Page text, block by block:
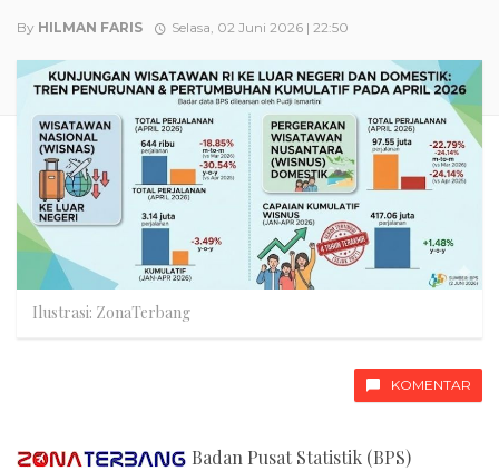
By HILMAN FARIS Selasa, 02 Juni 2026 | 22:50
Ilustrasi: ZonaTerbang
KOMENTAR
Badan Pusat Statistik (BPS)